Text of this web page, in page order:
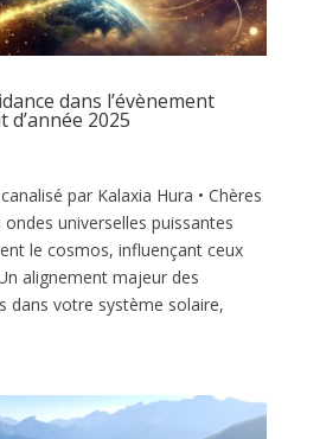
dans l’évènement
d’année 2025
par Kalaxia Hura • Chères
universelles puissantes
le cosmos, influençant ceux
alignement majeur des
dans votre système solaire,